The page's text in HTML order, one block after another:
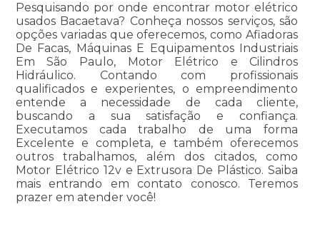
Pesquisando por onde encontrar motor elétrico
usados Bacaetava? Conheça nossos serviços, são
opções variadas que oferecemos, como Afiadoras
De Facas, Máquinas E Equipamentos Industriais
Em São Paulo, Motor Elétrico e Cilindros
Hidráulico. Contando com profissionais
qualificados e experientes, o empreendimento
entende a necessidade de cada cliente,
buscando a sua satisfação e confiança.
Executamos cada trabalho de uma forma
Excelente e completa, e também oferecemos
outros trabalhamos, além dos citados, como
Motor Elétrico 12v e Extrusora De Plástico. Saiba
mais entrando em contato conosco. Teremos
prazer em atender você!